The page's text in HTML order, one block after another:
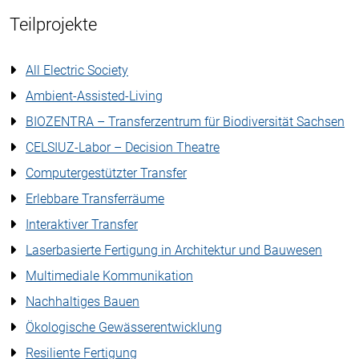
Teilprojekte
All Electric Society
Ambient-Assisted-Living
BIOZENTRA – Transferzentrum für Biodiversität Sachsen
CELSIUZ-Labor – Decision Theatre
Computergestützter Transfer
Erlebbare Transferräume
Interaktiver Transfer
Laserbasierte Fertigung in Architektur und Bauwesen
Multimediale Kommunikation
Nachhaltiges Bauen
Ökologische Gewässerentwicklung
Resiliente Fertigung